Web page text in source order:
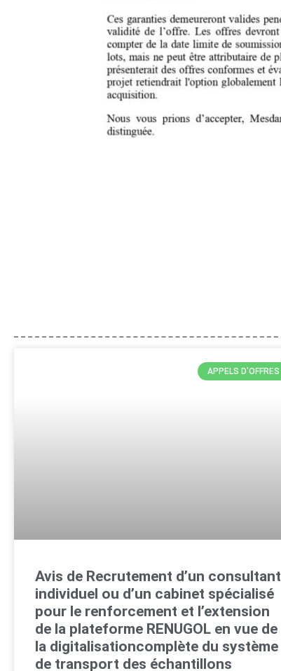
APPELS D'OFFRES
Avis de Recrutement d’un consultant
individuel ou d’un cabinet spécialisé
pour le renforcement et l’extension
de la plateforme RENUGOL en vue de
la digitalisationcomplète du système
de transport des échantillons